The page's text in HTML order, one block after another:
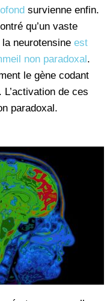
survienne enfin.
qu’un vaste
neurotensine est
non paradoxal.
le gène codant
de ces
paradoxal.